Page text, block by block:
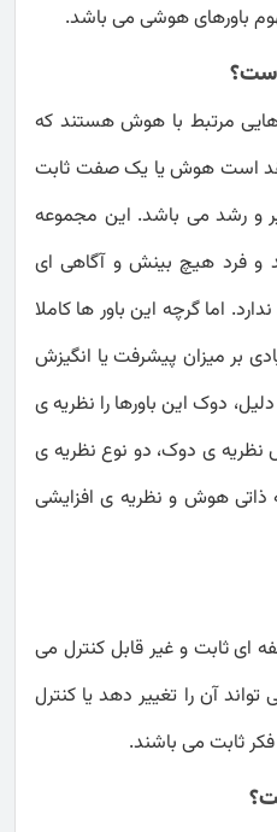
باورهای هوشی می باشد.
مرتبط با هوش هستند که
است هوش یا یک صفت ثابت
و رشد می باشد. این مجموعه
و فرد هیچ بینش و آگاهی ای
اما گرچه این باور ها کاملا
بر میزان پیشرفت یا انگیزش
دوک این باورها را نظریه ی
ی دوک، دو نوع نظریه ی
هوش و نظریه ی افزایشی
ای ثابت و غیر قابل کنترل می
آن را تغییر دهد یا کنترل
فکر ثابت می باشند.